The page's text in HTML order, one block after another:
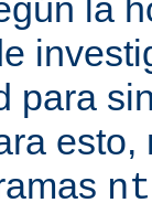
la
para
esto,